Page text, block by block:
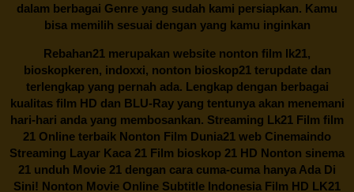
dalam berbagai Genre yang sudah kami persiapkan. Kamu
bisa memilih sesuai dengan yang kamu inginkan
Rebahan21 merupakan website nonton film lk21,
bioskopkeren, indoxxi, nonton bioskop21 terupdate dan
terlengkap yang pernah ada. Lengkap dengan berbagai
kualitas film HD dan BLU-Ray yang tentunya akan menemani
hari-hari anda yang membosankan. Streaming Lk21 Film film
21 Online terbaik Nonton Film Dunia21 web Cinemaindo
Streaming Layar Kaca 21 Film bioskop 21 HD Nonton sinema
21 unduh Movie 21 dengan cara cuma-cuma hanya Ada Di
Sini! Nonton Movie Online Subtitle Indonesia Film HD LK21